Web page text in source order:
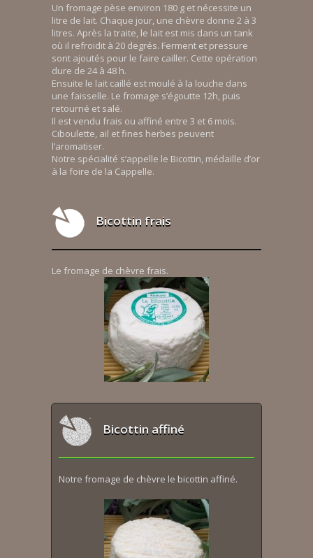
Un fromage pèse environ 180 g et nécessite un
litre de lait. Chaque jour, une chèvre donne 2 à 3
litres. Après la traite, le lait est mis dans un tank
où il refroidit à 20 degrés. Ferment et pressure
sont ajoutés pour le faire cailler. Cette opération
dure de 24 à 48 h.
Ensuite le lait caillé est moulé à la louche dans
une faisselle. Le fromage s’égoutte 12h, puis
retourné et salé.
Il est vendu frais ou affiné entre 3 et 6 mois.
Ciboulette, ail et fines herbes peuvent
l’aromatiser.
Notre spécialité s’appelle le Bicottin, médaille d’or
à la foire de la Cappelle.
Bicottin frais
Le fromage de chèvre frais.
Bicottin affiné
Notre fromage de chèvre le bicottin affiné.